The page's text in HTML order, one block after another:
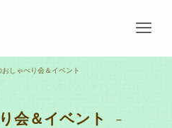
おしゃべり会＆イベント
会＆イベント
–